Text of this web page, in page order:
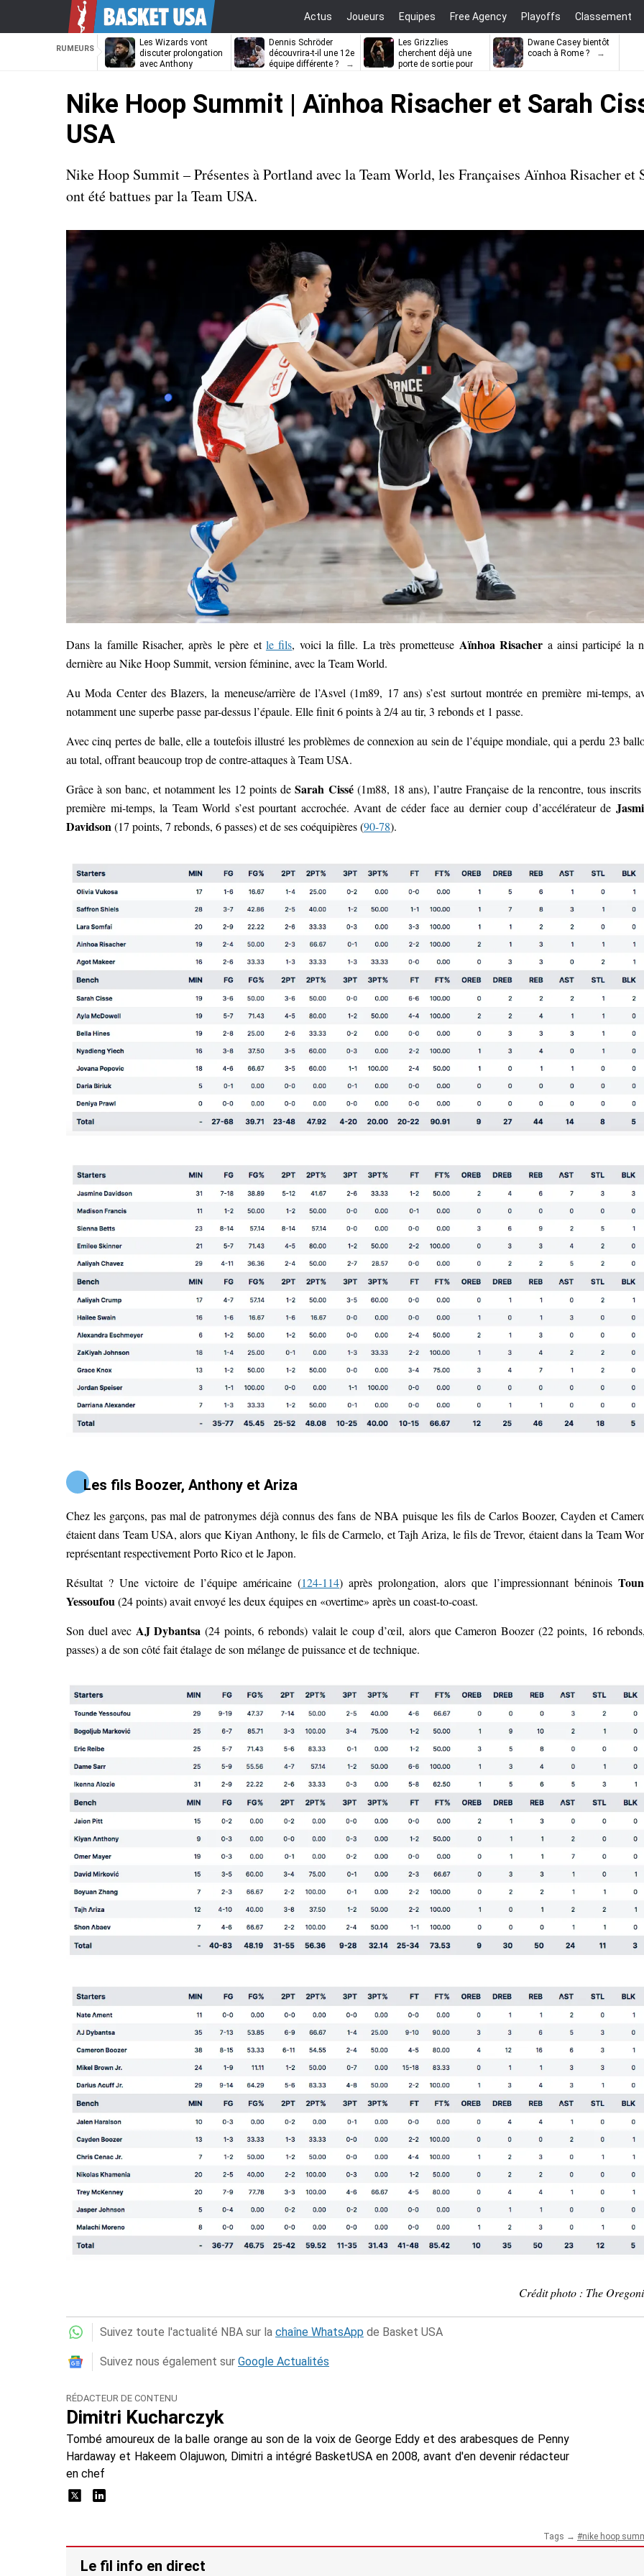
Actus Joueurs Equipes Free Agency Playoffs Classement
RUMEURS
Les Wizards vont
discuter prolongation
avec Anthony
Dennis Schröder
découvrira-t-il une 12e
équipe différente ?
Les Grizzlies
cherchent déjà une
porte de sortie pour
Dwane Casey bientôt
coach à Rome ?
Nike Hoop Summit | Aïnhoa Risacher et Sarah
USA
Nike Hoop Summit – Présentes à Portland avec la Team World, les Françaises Aïnhoa Risacher et
ont été battues par la Team USA.
Dans la famille Risacher, après le père et le fils, voici la fille. La très prometteuse Aïnhoa Risacher a ainsi participé la
dernière au Nike Hoop Summit, version féminine, avec la Team World.
Au Moda Center des Blazers, la meneuse/arrière de l’Asvel (1m89, 17 ans) s’est surtout montrée en première mi-temps,
notamment une superbe passe par-dessus l’épaule. Elle finit 6 points à 2/4 au tir, 3 rebonds et 1 passe.
Avec cinq pertes de balle, elle a toutefois illustré les problèmes de connexion au sein de l’équipe mondiale, qui a perdu 23
au total, offrant beaucoup trop de contre-attaques à Team USA.
Grâce à son banc, et notamment les 12 points deSarah Cissé(1m88, 18 ans), l’autre Française de la rencontre, tous inscrits
première mi-temps, la Team World s’est pourtant accrochée. Avant de céder face au dernier coup d’accélérateur de
Davidson(17 points, 7 rebonds, 6 passes) et de ses coéquipières (90-78).
Les fils Boozer, Anthony et Ariza
Chez les garçons, pas mal de patronymes déjà connus des fans de NBA puisque les fils de Carlos Boozer, Cayden et
étaient dans Team USA, alors que Kiyan Anthony, le fils de Carmelo, et Tajh Ariza, le fils de Trevor, étaient dans la Team
représentant respectivement Porto Rico et le Japon.
Résultat ? Une victoire de l’équipe américaine (124-114) après prolongation, alors que l’impressionnant béninois
Yessoufou(24 points) avait envoyé les deux équipes en «overtime» après un coast-to-coast.
Son duel avec AJ Dybantsa (24 points, 6 rebonds) valait le coup d’œil, alors que Cameron Boozer (22 points, 16
passes) a de son côté fait étalage de son mélange de puissance et de technique.
Crédit photo : The
Suivez toute l'actualité NBA sur la chaîne WhatsApp de Basket USA
Suivez nous également sur Google Actualités
RÉDACTEUR DE CONTENU
Dimitri Kucharczyk
Tombé amoureux de la balle orange au son de la voix de George Eddy et des arabesques de Penny
Hardaway et Hakeem Olajuwon, Dimitri a intégré BasketUSA en 2008, avant d'en devenir rédacteur
en chef
Tags → nike hoop
Le fil info en direct